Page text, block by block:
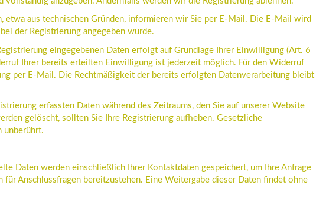
etwa aus technischen Gründen, informieren wir Sie per E-Mail. Die E-Mail wird
der Registrierung angegeben wurde.
eingegebenen Daten erfolgt auf Grundlage Ihrer Einwilligung (Art. 6
Ihrer bereits erteilten Einwilligung ist jederzeit möglich. Für den Widerruf
per E-Mail. Die Rechtmäßigkeit der bereits erfolgten Datenverarbeitung bleibt
erfassten Daten während des Zeitraums, den Sie auf unserer Website
gelöscht, sollten Sie Ihre Registrierung aufheben. Gesetzliche
unberührt.
Daten werden einschließlich Ihrer Kontaktdaten gespeichert, um Ihre Anfrage
für Anschlussfragen bereitzustehen. Eine Weitergabe dieser Daten findet ohne